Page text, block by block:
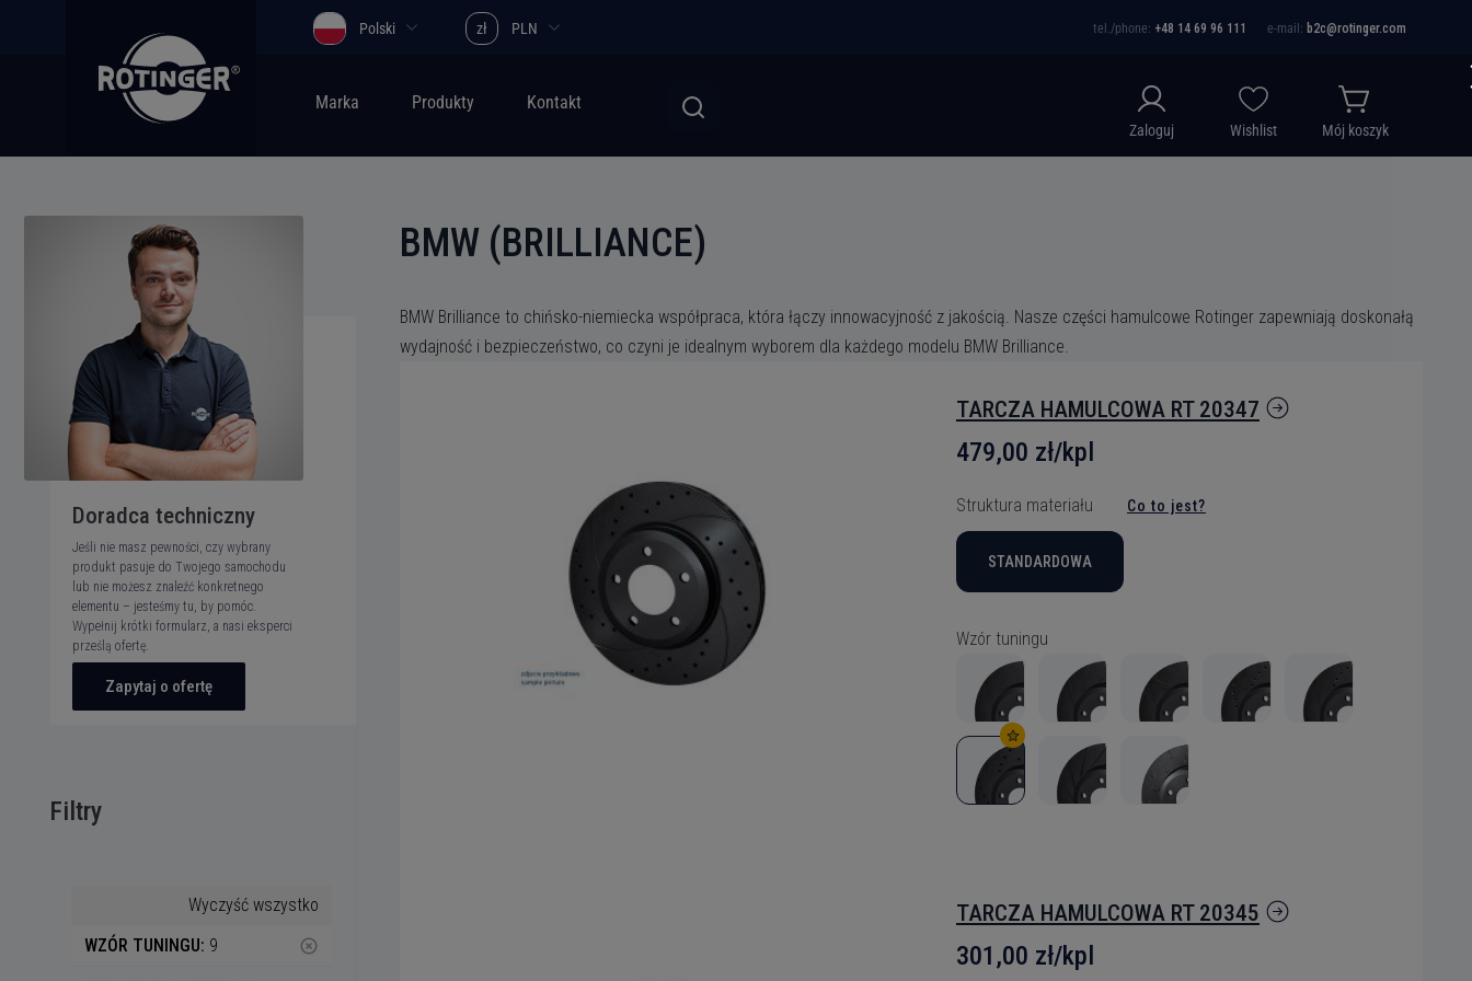
Polski zł PLN tel./phone: +48 14 69 96 111 e-mail: b2c@rotinger.com
Marka Produkty Kontakt
Zaloguj Wishlist Mój koszyk
BMW (BRILLIANCE)
BMW Brilliance to chińsko-niemiecka współpraca, która łączy innowacyjność z jakością. Nasze części hamulcowe Rotinger zapewniają doskonałą
wydajność i bezpieczeństwo, co czyni je idealnym wyborem dla każdego modelu BMW Brilliance.
TARCZA HAMULCOWA RT 20347
479,00 zł/kpl
Struktura materiału Co to jest?
STANDARDOWA
Wzór tuningu
TARCZA HAMULCOWA RT 20345
301,00 zł/kpl
Doradca techniczny
Jeśli nie masz pewności, czy wybrany
produkt pasuje do Twojego samochodu
lub nie możesz znaleźć konkretnego
elementu – jesteśmy tu, by pomóc.
Wypełnij krótki formularz, a nasi eksperci
prześlą ofertę.
Zapytaj o ofertę
Filtry
Wyczyść wszystko
WZÓR TUNINGU: 9 highlight_off